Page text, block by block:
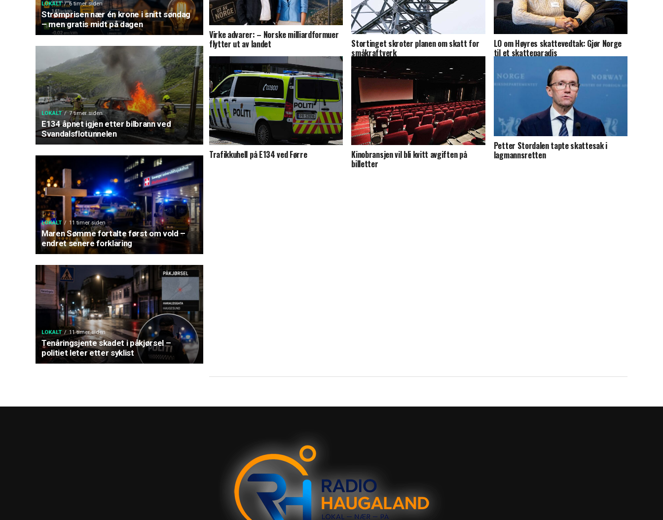
LOKALT 6 timer siden
Strømprisen nær én krone i snitt søndag
– men gratis midt på dagen
LOKALT 7 timer siden
E134 åpnet igjen etter bilbrann ved
Svandalsflotunnelen
LOKALT 11 timer siden
Maren Sømme fortalte først om vold –
endret senere forklaring
LOKALT 11 timer siden
Tenåringsjente skadet i påkjørsel –
politiet leter etter syklist
Virke advarer: – Norske milliardformuer
flytter ut av landet Stortinget skroter planen om skatt for
småkraftverk
LO om Høyres skattevedtak: Gjør Norge
til et skatteparadis
Trafikkuhell på E134 ved Førre Kinobransjen vil bli kvitt avgiften på
billetter
Petter Stordalen tapte skattesak i
lagmannsretten